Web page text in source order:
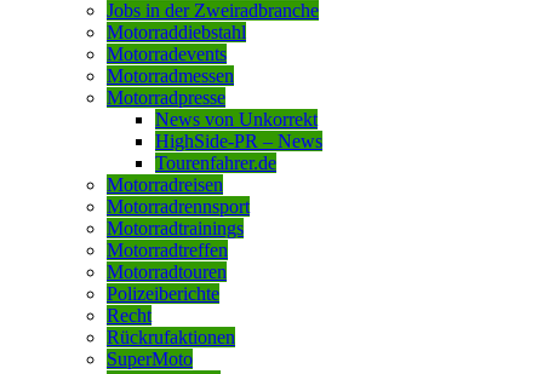
Jobs in der Zweiradbranche
Motorraddiebstahl
Motorradevents
Motorradmessen
Motorradpresse
News von Unkorrekt
HighSide-PR – News
Tourenfahrer.de
Motorradreisen
Motorradrennsport
Motorradtrainings
Motorradtreffen
Motorradtouren
Polizeiberichte
Recht
Rückrufaktionen
SuperMoto